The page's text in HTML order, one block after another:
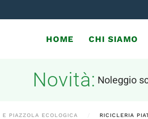
HOME CHI SIAMO
Novità: Noleggio
E PIAZZOLA ECOLOGICA RICICLERIA